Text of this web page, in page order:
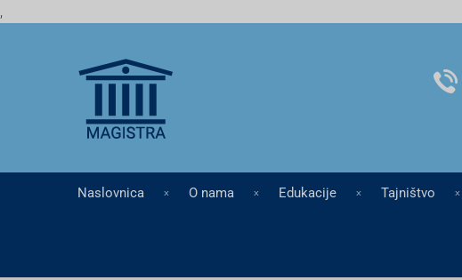
,
Naslovnica O nama Edukacije Tajništvo